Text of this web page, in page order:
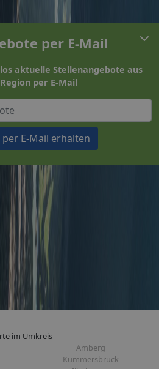
per E-Mail
aktuelle Stellenangebote aus
per E-Mail
E-Mail erhalten
im Umkreis
Amberg
Kümmersbruck